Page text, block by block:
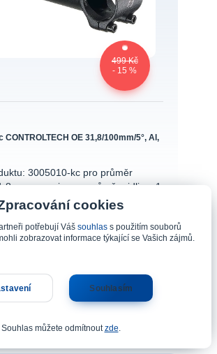
499 Kč
- 15 %
CONTROLTECH OE 31,8/100mm/5°, Al,
3005010-kc pro průměr
mm oversizepro průměr vidlice: 1
100 mmúhel: +/- 5°materilál:
158 gbaleno na kartě
424 Kč
Přidat do košíku
cookies
potřebují Váš souhlass použitím souborů
zobrazovat informace týkající se Vašich zájmů.
Souhlasím
Souhlas můžete odmítnoutzde